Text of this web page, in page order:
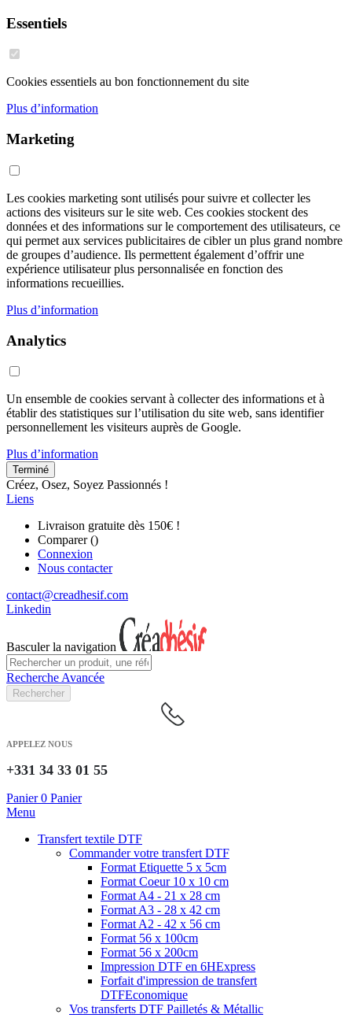
Essentiels
Cookies essentiels au bon fonctionnement du site
Plus d’information
Marketing
Les cookies marketing sont utilisés pour suivre et collecter les
actions des visiteurs sur le site web. Ces cookies stockent des
données et des informations sur le comportement des utilisateurs, ce
qui permet aux services publicitaires de cibler un plus grand nombre
de groupes d’audience. Ils permettent également d’offrir une
expérience utilisateur plus personnalisée en fonction des
informations recueillies.
Plus d’information
Analytics
Un ensemble de cookies servant à collecter des informations et à
établir des statistiques sur l’utilisation du site web, sans identifier
personnellement les visiteurs auprès de Google.
Plus d’information
Terminé
Créez, Osez, Soyez Passionnés !
Liens
Livraison gratuite dès 150€ !
Comparer ()
Connexion
Nous contacter
contact@creadhesif.com
Linkedin
Basculer la navigation
Recherche Avancée
Rechercher
APPELEZ NOUS
+331 34 33 01 55
Panier 0 Panier
Menu
Transfert textile DTF
Commander votre transfert DTF
Format Etiquette 5 x 5cm
Format Coeur 10 x 10 cm
Format A4 - 21 x 28 cm
Format A3 - 28 x 42 cm
Format A2 - 42 x 56 cm
Format 56 x 100cm
Format 56 x 200cm
Impression DTF en 6HExpress
Forfait d'impression de transfert
DTFEconomique
Vos transferts DTF Pailletés & Métallic